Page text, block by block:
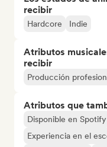
recibir
Hardcore Indie
Atributos
recibir
Producción
Atributos que
Disponible en Spotify
Experiencia en el